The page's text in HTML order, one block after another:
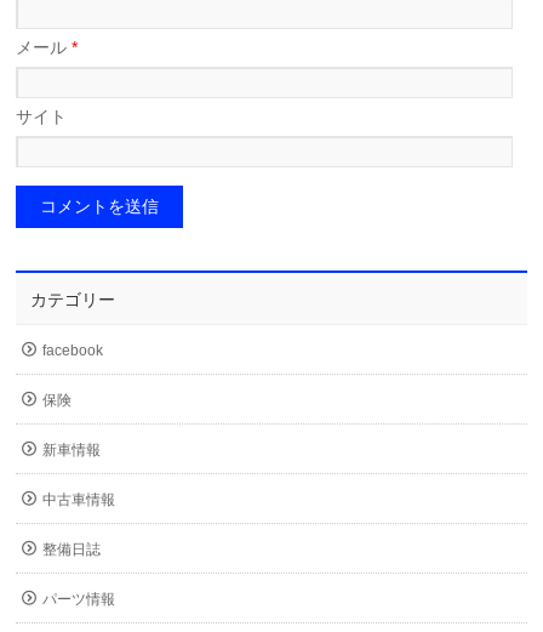
メール*
サイト
カテゴリー
facebook
保険
新車情報
中古車情報
整備日誌
パーツ情報